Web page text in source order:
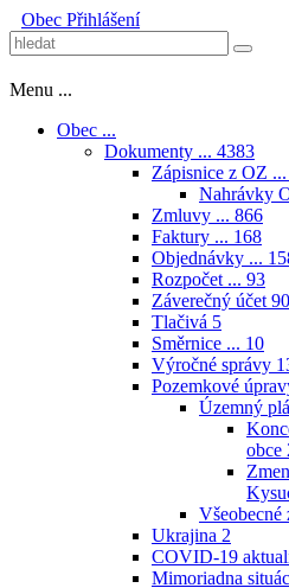
Obec Přihlášení
Menu ...
Obec ...
Dokumenty ... 4383
Zápisnice z OZ ...
Nahrávky
Zmluvy ... 866
Faktury ... 168
Objednávky ...
Rozpočet ... 93
Záverečný účet 90
Tlačivá 5
Směrnice ... 10
Výročné správy
Pozemkové
Územný
obce
Všeobecné
Ukrajina 2
COVID-19
Mimoriadna